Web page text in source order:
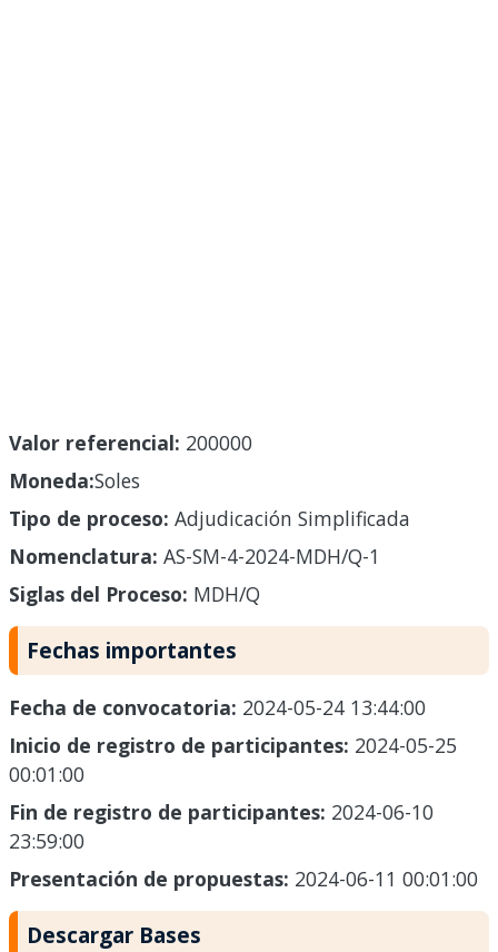
Valor referencial: 200000
Moneda:Soles
Tipo de proceso: Adjudicación Simplificada
Nomenclatura: AS-SM-4-2024-MDH/Q-1
Siglas del Proceso: MDH/Q
Fechas importantes
Fecha de convocatoria: 2024-05-24 13:44:00
Inicio de registro de participantes: 2024-05-25
00:01:00
Fin de registro de participantes: 2024-06-10
23:59:00
Presentación de propuestas: 2024-06-11 00:01:00
Descargar Bases